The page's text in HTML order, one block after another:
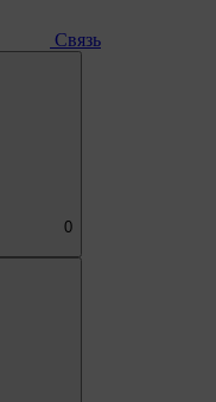
Связь
0